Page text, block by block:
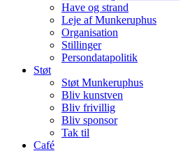
Have og strand
Leje af Munkeruphus
Organisation
Stillinger
Persondatapolitik
Støt
Støt Munkeruphus
Bliv kunstven
Bliv frivillig
Bliv sponsor
Tak til
Café